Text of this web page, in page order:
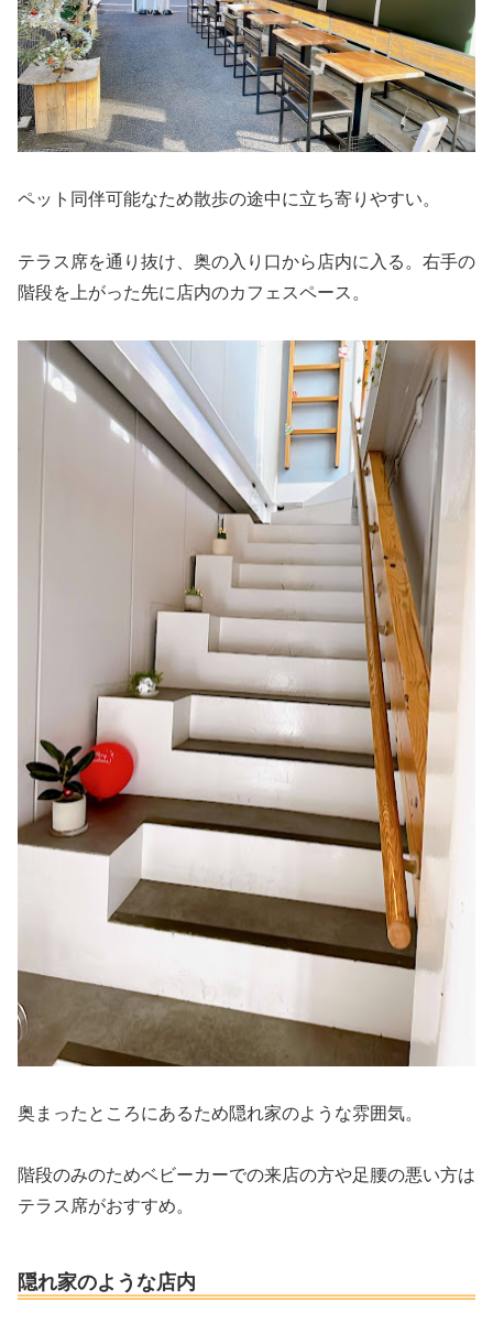
ペット同伴可能なため散歩の途中に立ち寄りやすい。
テラス席を通り抜け、奥の入り口から店内に入る。右手の
階段を上がった先に店内のカフェスペース。
奥まったところにあるため隠れ家のような雰囲気。
階段のみのためベビーカーでの来店の方や足腰の悪い方は
テラス席がおすすめ。
隠れ家のような店内